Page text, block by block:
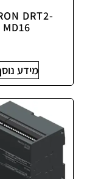
DRT2-
MD16
מידע